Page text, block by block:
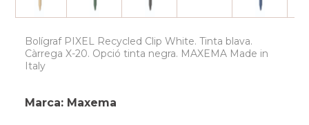
Bolígraf PIXEL Recycled Clip White. Tinta blava.
Càrrega X-20. Opció tinta negra. MAXEMA Made in
Italy
Marca: Maxema